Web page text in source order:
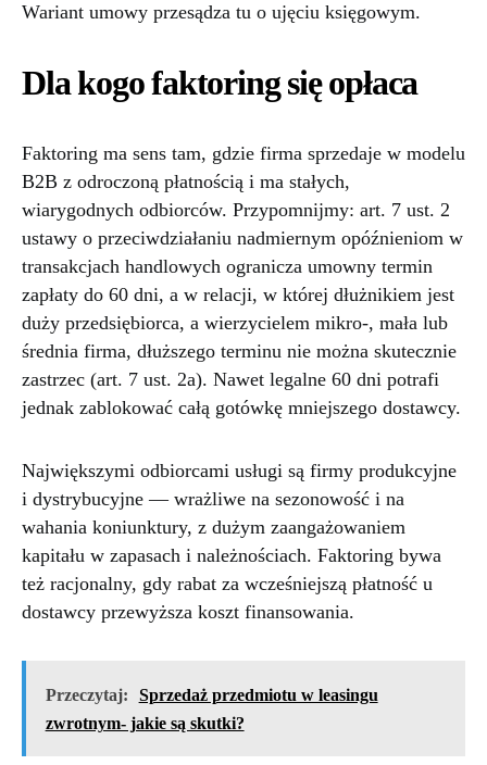
Wariant umowy przesądza tu o ujęciu księgowym.
Dla kogo faktoring się opłaca
Faktoring ma sens tam, gdzie firma sprzedaje w modelu
B2B z odroczoną płatnością i ma stałych,
wiarygodnych odbiorców. Przypomnijmy: art. 7 ust. 2
ustawy o przeciwdziałaniu nadmiernym opóźnieniom w
transakcjach handlowych ogranicza umowny termin
zapłaty do 60 dni, a w relacji, w której dłużnikiem jest
duży przedsiębiorca, a wierzycielem mikro-, mała lub
średnia firma, dłuższego terminu nie można skutecznie
zastrzec (art. 7 ust. 2a). Nawet legalne 60 dni potrafi
jednak zablokować całą gotówkę mniejszego dostawcy.
Największymi odbiorcami usługi są firmy produkcyjne
i dystrybucyjne — wrażliwe na sezonowość i na
wahania koniunktury, z dużym zaangażowaniem
kapitału w zapasach i należnościach. Faktoring bywa
też racjonalny, gdy rabat za wcześniejszą płatność u
dostawcy przewyższa koszt finansowania.
Przeczytaj:
Sprzedaż przedmiotu w leasingu
zwrotnym- jakie są skutki?